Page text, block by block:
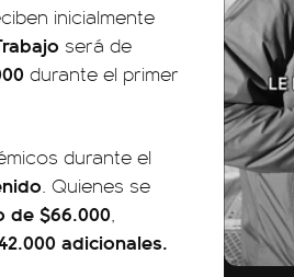
inicialmente
será de
durante el primer
durante el
. Quienes se
de $66.000,
adicionales. 00:18